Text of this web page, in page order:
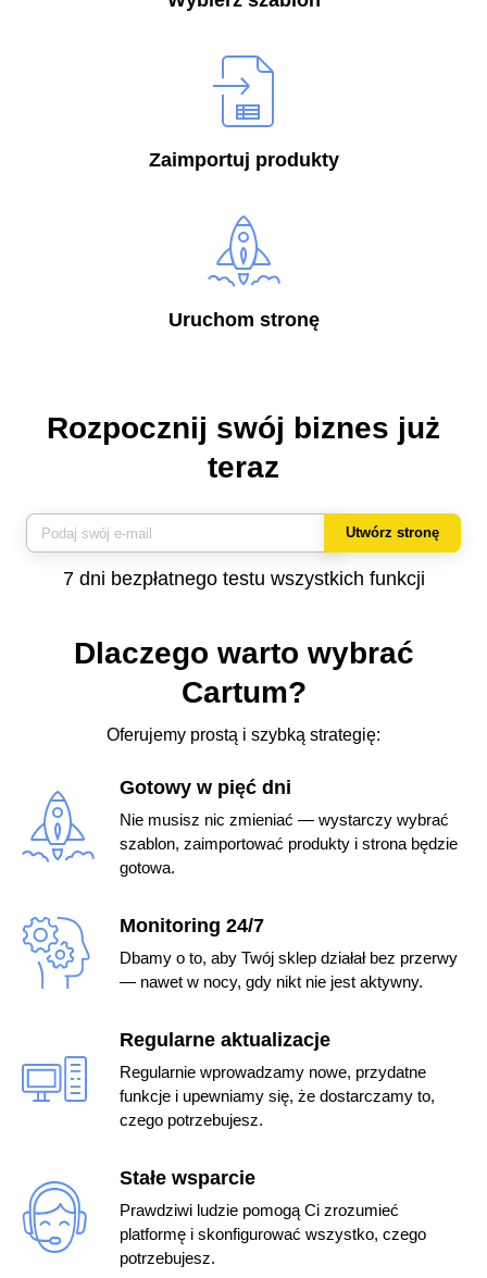
Zaimportuj produkty
Uruchom stronę
Rozpocznij swój biznes już
teraz
Utwórz stronę
7 dni bezpłatnego testu wszystkich funkcji
Dlaczego warto wybrać
Cartum?
Oferujemy prostą i szybką strategię:
Gotowy w pięć dni
Nie musisz nic zmieniać — wystarczy wybrać
szablon, zaimportować produkty i strona będzie
gotowa.
Monitoring 24/7
Dbamy o to, aby Twój sklep działał bez przerwy
— nawet w nocy, gdy nikt nie jest aktywny.
Regularne aktualizacje
Regularnie wprowadzamy nowe, przydatne
funkcje i upewniamy się, że dostarczamy to,
czego potrzebujesz.
Stałe wsparcie
Prawdziwi ludzie pomogą Ci zrozumieć
platformę i skonfigurować wszystko, czego
potrzebujesz.